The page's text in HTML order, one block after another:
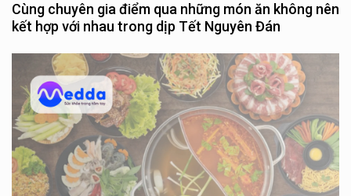
Cùng chuyên gia điểm qua những món ăn không nên
kết hợp với nhau trong dịp Tết Nguyên Đán